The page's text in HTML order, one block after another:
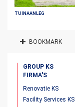
TUINAANLEG
BOOKMARK
GROUP KS
FIRMA'S
Renovatie KS
Facility Services KS